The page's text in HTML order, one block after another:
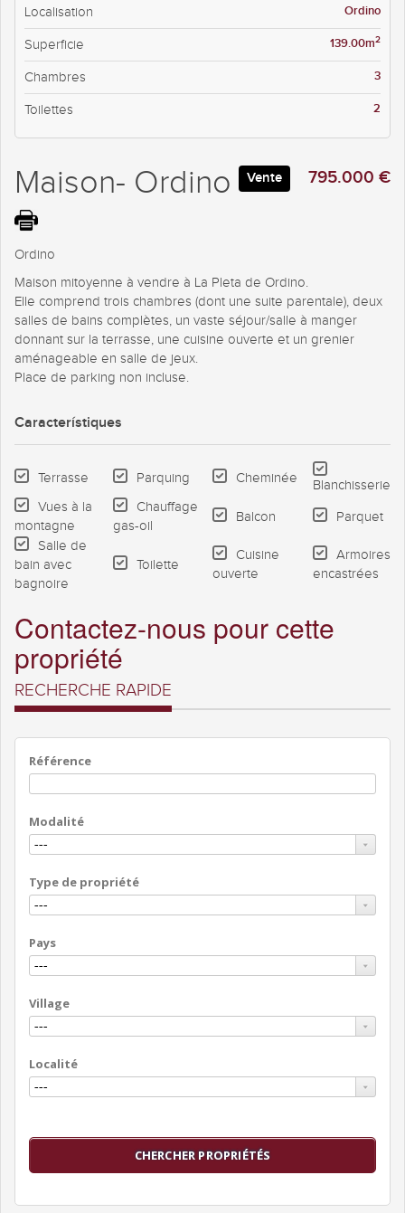
Localisation Ordino
Superficie 139.00m2
Chambres 3
Toilettes 2
795.000 €
Vente
Maison- Ordino
Ordino
Maison mitoyenne à vendre à La Pleta de Ordino.
Elle comprend trois chambres (dont une suite parentale), deux
salles de bains complètes, un vaste séjour/salle à manger
donnant sur la terrasse, une cuisine ouverte et un grenier
aménageable en salle de jeux.
Place de parking non incluse.
Característiques
Terrasse Parquing Cheminée
Blanchisserie
Vues à la
montagne
Chauffage
gas-oil
Balcon
Parquet
Salle de
bain avec
bagnoire
Toilette
Cuisine
ouverte
Armoires
encastrées
Contactez-nous pour cette
propriété
RECHERCHE RAPIDE
Référence
Modalité
Type de propriété
Pays
Village
Localité